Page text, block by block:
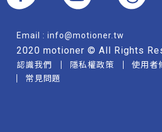
Email : info@motioner.tw
2020 motioner © All Rights
認識我們 隱私權政策 使用者
常見問題